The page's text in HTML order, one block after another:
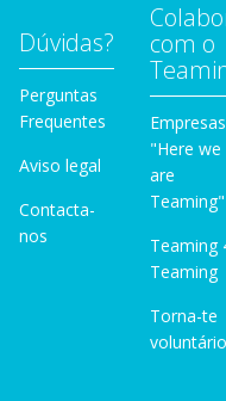
Dúvidas?
Perguntas
Frequentes
Aviso legal
Contacta-
nos
com o
Empresas
"Here we
are
Teaming"
Teaming
Teaming
Torna-te